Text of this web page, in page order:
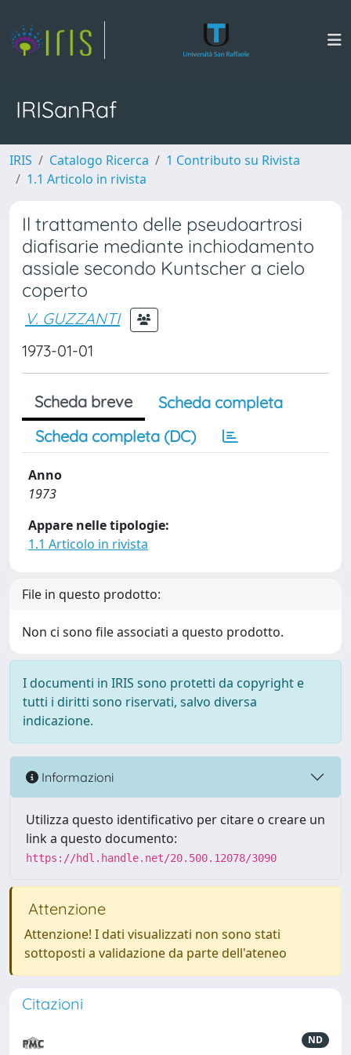
IRISanRaf
IRIS Catalogo Ricerca
1 Contributo su Rivista
1.1 Articolo in rivista
Il trattamento delle pseudoartrosi
diafisarie mediante inchiodamento
assiale secondo Kuntscher a cielo
coperto
V. GUZZANTI
1973-01-01
Scheda breve
Scheda completa
Scheda completa (DC)
Anno
1973
Appare nelle tipologie:
1.1 Articolo in rivista
File in questo prodotto:
Non ci sono file associati a questo prodotto.
I documenti in IRIS sono protetti da copyright e
tutti i diritti sono riservati, salvo diversa
indicazione.
Informazioni
Utilizza questo identificativo per citare o creare un
link a questo documento:
https://hdl.handle.net/20.500.12078/3090
Attenzione
Attenzione! I dati visualizzati non sono stati
sottoposti a validazione da parte dell'ateneo
Citazioni
ND